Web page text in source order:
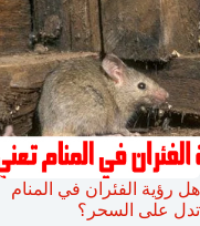
هل رؤية الفئران في المنام
تدل على السحر؟